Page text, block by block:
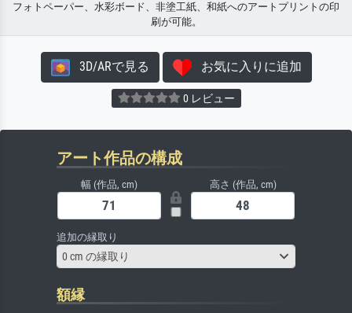
フォトペーパー、水彩ボード、非塗工紙、和紙へのアートプリントの印
刷が可能。
3D/ARで見る お気に入りに追加
0 レビュー
アート作品の構成
幅 (作品, cm) 高さ (作品, cm)
追加の縁取り
0 cm の縁取り
額縁